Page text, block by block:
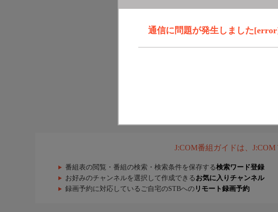
通信に問題が発生しました
J:COM番組ガイドは、
番組表の閲覧・番組の検索・検索条件を保存する検索ワード登録
お好みのチャンネルを選択して作成できる お気に入りチャンネル
録画予約に対応しているご自宅のSTBへの リモート録画予約